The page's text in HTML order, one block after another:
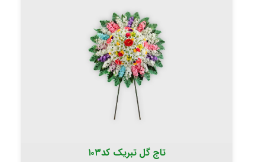
تاج گل تبریک کد۱۰۳